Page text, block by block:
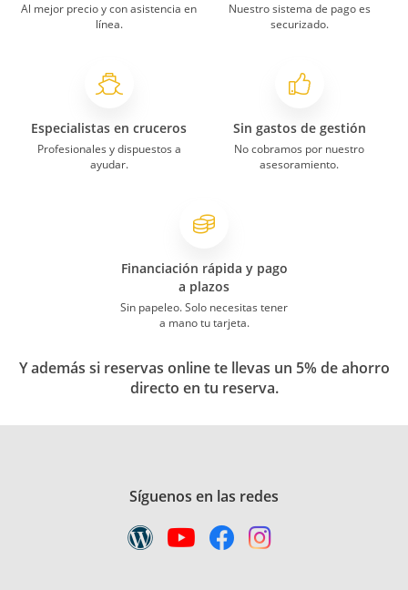
Al mejor precio y con asistencia en
línea.
Nuestro sistema de pago es
securizado.
Especialistas en cruceros
Profesionales y dispuestos a
ayudar.
Sin gastos de gestión
No cobramos por nuestro
asesoramiento.
Financiación rápida y pago
a plazos
Sin papeleo. Solo necesitas tener
a mano tu tarjeta.
Y además si reservas online te llevas un 5% de ahorro
directo en tu reserva.
Síguenos en las redes